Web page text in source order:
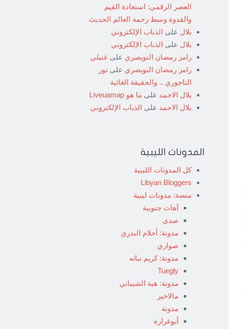
العصر الرقمي: استعادة القيم
والقدوة وسط زحمة العالم الحديث
بلال على الذباب الإلكتروني
بلال على الذباب الإلكتروني
رامز رمضان النويصري على غنيلي
رامز رمضان النويصري على نور
التاجوري .. والحقيقة الغائبة
بلال الاحمد على ما هو Liveuamap
بلال الاحمد على الذباب الإلكتروني
المدونات الليبية
كل المدونات الليبية
Libyan Bloggers
منصة: مدونات ليبية
آهات جنوبية
صدى
مدونة: أحلام البدري
صواري
مدونة: كريم نباته
Tuegly
مدونة: هبة الشيباني
مالاخير
مدونة
أبوغرارة